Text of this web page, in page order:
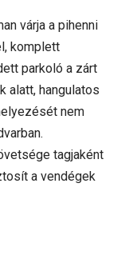
várja a pihenni
komplett
parkoló a zárt
alatt, hangulatos
nem
tagjaként
a vendégek